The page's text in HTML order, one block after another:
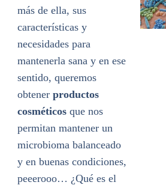
más de ella, sus
características y
necesidades para
mantenerla sana y en ese
sentido, queremos
obtener productos
cosméticosque nos
permitan mantener un
microbioma balanceado
y en buenas condiciones,
peeerooo… ¿Qué es el